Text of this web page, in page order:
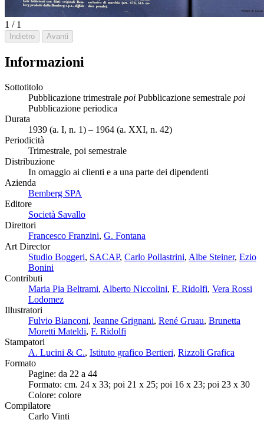
1 / 1
Indietro Avanti
Informazioni
Sottotitolo
Pubblicazione trimestrale poi Pubblicazione semestrale poi
Pubblicazione periodica
Durata
1939 (a. I, n. 1) – 1964 (a. XXI, n. 42)
Periodicità
Trimestrale, poi semestrale
Distribuzione
In omaggio ai clienti e a una parte dei dipendenti
Azienda
Bemberg SPA
Editore
Società Savallo
Direttori
Francesco Franzini, G. Fontana
Art Director
Studio Boggeri, SACAP, Carlo Pollastrini, Albe Steiner, Ezio
Bonini
Contributi
Maria Pia Beltrami, Alberto Niccolini, F. Ridolfi, Vera Rossi
Lodomez
Illustratori
Fulvio Bianconi, Jeanne Grignani, René Gruau, Brunetta
Moretti Mateldi, F. Ridolfi
Stampatori
A. Lucini & C., Istituto grafico Bertieri, Rizzoli Grafica
Formato
Pagine: da 22 a 44
Formato: cm. 24 x 33; poi 21 x 25; poi 16 x 23; poi 23 x 30
Colore: colore
Compilatore
Carlo Vinti